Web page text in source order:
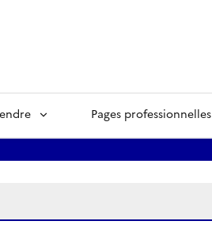
Pages professionnelles